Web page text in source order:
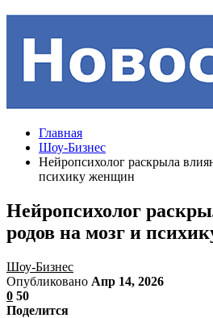
Главная
Шоу-Бизнес
Нейропсихолог раскрыла
психику женщин
Нейропсихолог
родов на мозг и
Шоу-Бизнес
Опубликовано Апр 14, 2026
0 50
Поделится